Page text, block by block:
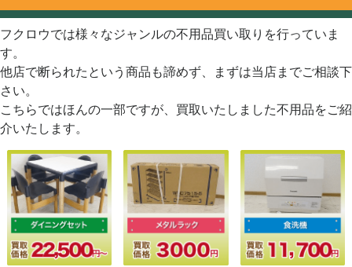
フクロウでは様々なジャンルの不用品買い取りを行っていま
す。
他店で断られたという商品も諦めず、まずは当店までご相談下
さい。
こちらではほんの一部ですが、買取いたしました不用品をご紹
介いたします。